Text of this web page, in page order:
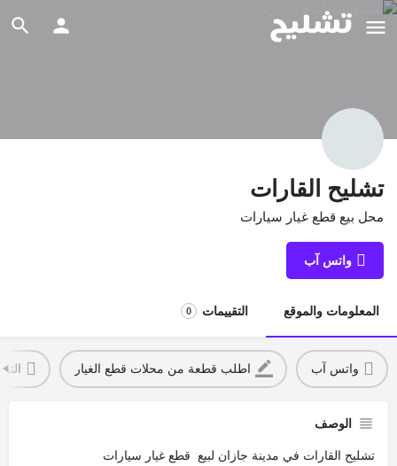
تشليح القارات
محل بيع قطع غيار سيارات
واتس آب
المعلومات والموقع التقييمات 0
واتس آب اطلب قطعة من محلات قطع الغيار
الوصف
تشليح القارات في مدينة جازان لبيع قطع غيار سيارات